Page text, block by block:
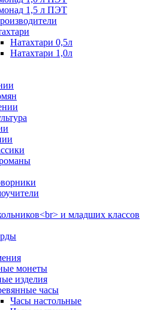
1,5 л ПЭТ
Натахтари 0,5л
Натахтари 1,0л
и младших классов
монеты
изделия
часы
Часы настольные